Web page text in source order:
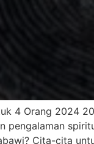
4 Orang 2024
pengalaman
Cita-cita